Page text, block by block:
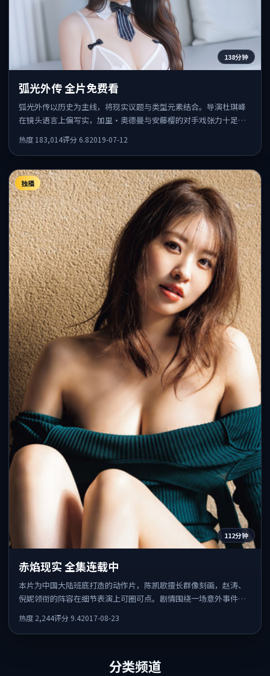
138分钟
弧光外传 全片免费看
弧光外传以历史为主线，将现实议题与类型元素结合。导演杜琪峰
在镜头语言上偏写实，加里·奥德曼与安藤樱的对手戏张力十足，
热度 183,014评分 6.82019-07-12
独播
112分钟
赤焰现实 全集连载中
本片为中国大陆班底打造的动作片，陈凯歌擅长群像刻画，赵涛、
倪妮领衔的阵容在细节表演上可圈可点。剧情围绕一场意外事件发
热度 2,244评分 9.42017-08-23
分类频道